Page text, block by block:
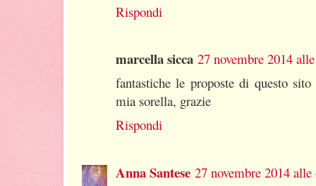
Rispondi
marcella sicca 27 novembre 2014
fantastiche le proposte di questo
mia sorella, grazie
Rispondi
Anna Santese 27 novembre 2014